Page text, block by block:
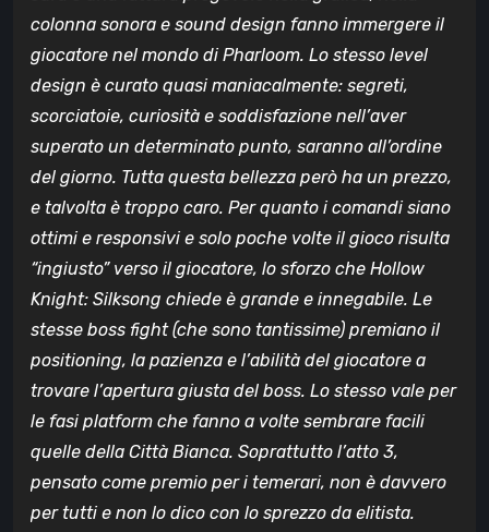
colonna sonora e sound design fanno immergere il
giocatore nel mondo di Pharloom. Lo stesso level
design è curato quasi maniacalmente: segreti,
scorciatoie, curiosità e soddisfazione nell’aver
superato un determinato punto, saranno all’ordine
del giorno. Tutta questa bellezza però ha un prezzo,
e talvolta è troppo caro. Per quanto i comandi siano
ottimi e responsivi e solo poche volte il gioco risulta
“ingiusto” verso il giocatore, lo sforzo che Hollow
Knight: Silksong chiede è grande e innegabile. Le
stesse boss fight (che sono tantissime) premiano il
positioning, la pazienza e l’abilità del giocatore a
trovare l’apertura giusta del boss. Lo stesso vale per
le fasi platform che fanno a volte sembrare facili
quelle della Città Bianca. Soprattutto l’atto 3,
pensato come premio per i temerari, non è davvero
per tutti e non lo dico con lo sprezzo da elitista.